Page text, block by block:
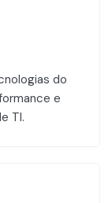
do
e
TI.